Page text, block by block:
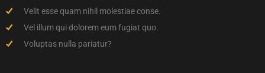
Velit esse quam nihil molestiae conse.
Vel illum qui dolorem eum fugiat quo.
Voluptas nulla pariatur?